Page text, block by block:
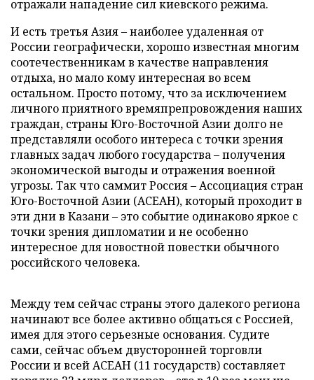
отражали нападение сил киевского режима.
И есть третья Азия – наиболее удаленная от
России географически, хорошо известная многим
соотечественникам в качестве направления
отдыха, но мало кому интересная во всем
остальном. Просто потому, что за исключением
личного приятного времяпрепровождения наших
граждан, страны Юго-Восточной Азии долго не
представляли особого интереса с точки зрения
главных задач любого государства – получения
экономической выгоды и отражения военной
угрозы. Так что саммит Россия – Ассоциация стран
Юго-Восточной Азии (АСЕАН), который проходит в
эти дни в Казани – это событие одинаково яркое с
точки зрения дипломатии и не особенно
интересное для новостной повестки обычного
российского человека.
Между тем сейчас страны этого далекого региона
начинают все более активно общаться с Россией,
имея для этого серьезные основания. Судите
сами, сейчас объем двусторонней торговли
России и всей АСЕАН (11 государств) составляет